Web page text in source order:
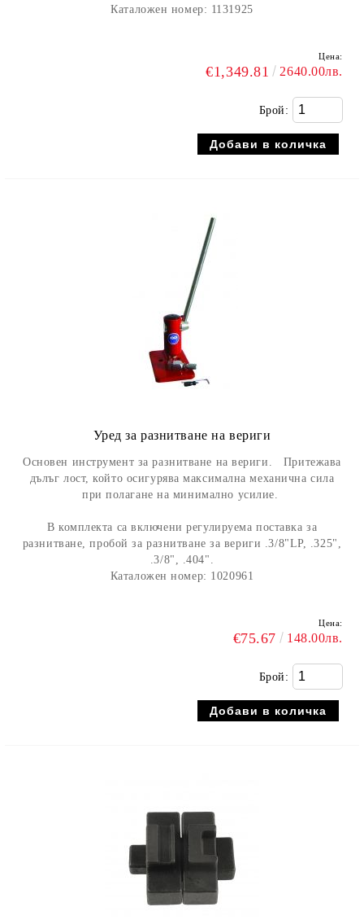
Каталожен номер: 1131925
Цена:
€1,349.81 2640.00лв.
Брой:
Уред за разнитване на вериги
Основен инструмент за разнитване на вериги. Притежава
дълъг лост, който осигурява максимална механична сила
при полагане на минимално усилие.
В комплекта са включени регулируема поставка за
разнитване, пробой за разнитване за вериги .3/8"LP, .325",
.3/8", .404".
Каталожен номер: 1020961
Цена:
€75.67 148.00лв.
Брой: